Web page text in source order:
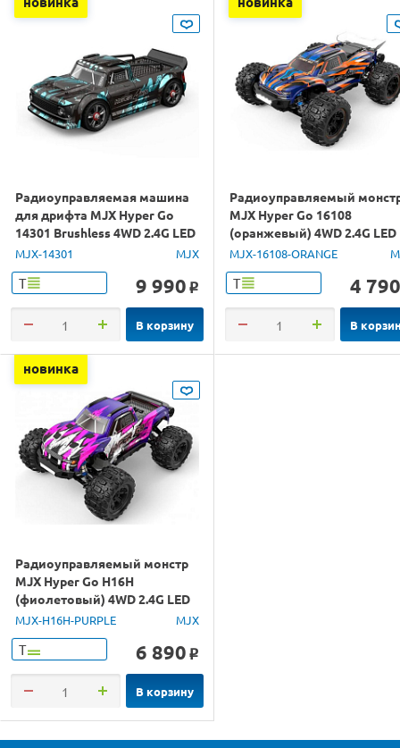
Радиоуправляемая машина
для дрифта MJX Hyper Go
14301 Brushless 4WD 2.4G LED
1/14 RTR
MJX-14301 MJX
Т 9 990 o
В корзину
Радиоуправляемый
MJX Hyper Go 16108
(оранжевый) 4WD 2.4G LED
1/16 RTR
MJX-16108-ORANGE
Т 4 790
В
новинка
Радиоуправляемый монстр
MJX Hyper Go H16H
(фиолетовый) 4WD 2.4G LED
GPS 1/16 RTR
MJX-H16H-PURPLE MJX
Т 6 890 o
В корзину